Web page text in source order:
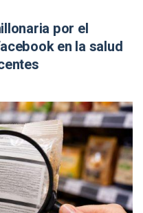
por el
en la salud